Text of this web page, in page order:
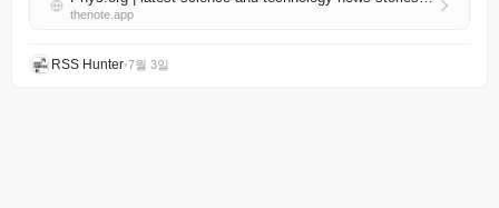
thenote.app
RSS Hunter•7월 3일